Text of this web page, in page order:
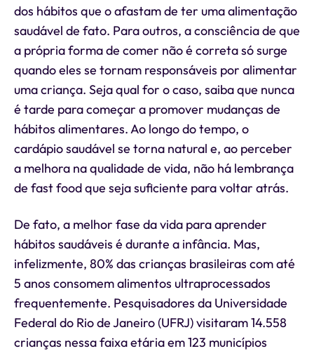
dos hábitos que o afastam de ter uma alimentação
saudável de fato. Para outros, a consciência de que
a própria forma de comer não é correta só surge
quando eles se tornam responsáveis por alimentar
uma criança. Seja qual for o caso, saiba que nunca
é tarde para começar a promover mudanças de
hábitos alimentares. Ao longo do tempo, o
cardápio saudável se torna natural e, ao perceber
a melhora na qualidade de vida, não há lembrança
de fast food que seja suficiente para voltar atrás.
De fato, a melhor fase da vida para aprender
hábitos saudáveis é durante a infância. Mas,
infelizmente, 80% das crianças brasileiras com até
5 anos consomem alimentos ultraprocessados
frequentemente. Pesquisadores da Universidade
Federal do Rio de Janeiro (UFRJ) visitaram 14.558
crianças nessa faixa etária em 123 municípios